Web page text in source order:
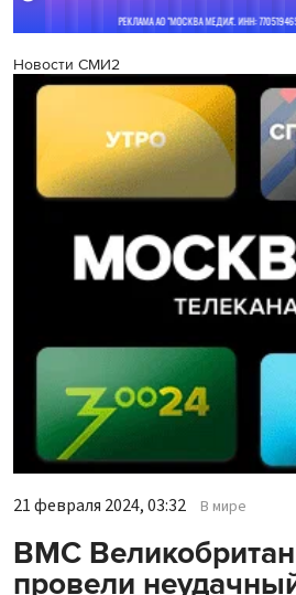
Новости СМИ2
21 февраля 2024, 03:32 В мире
ВМС
провели